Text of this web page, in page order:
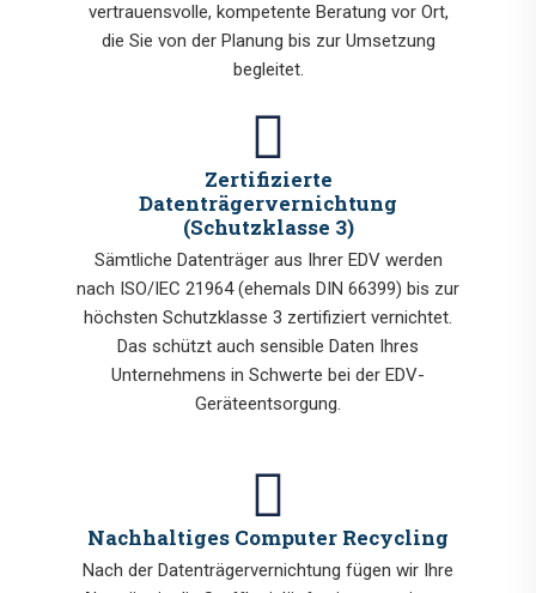
vertrauensvolle, kompetente Beratung vor Ort,
die Sie von der Planung bis zur Umsetzung
begleitet.
Zertifizierte
Datenträgervernichtung
(Schutzklasse 3)
Sämtliche Datenträger aus Ihrer EDV werden
nach ISO/IEC 21964 (ehemals DIN 66399) bis zur
höchsten Schutzklasse 3 zertifiziert vernichtet.
Das schützt auch sensible Daten Ihres
Unternehmens in Schwerte bei der EDV-
Geräteentsorgung.
Nachhaltiges Computer Recycling
Nach der Datenträgervernichtung fügen wir Ihre